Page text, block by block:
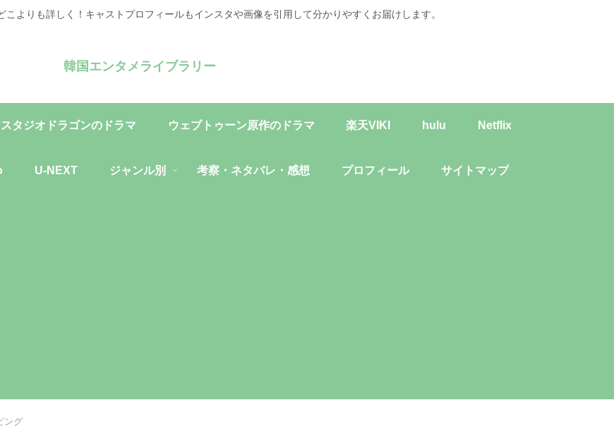
よりも詳しく！キャストプロフィールもインスタや画像を引用して分かりやすくお届けします。
韓国エンタメライブラリー
スタジオドラゴンのドラマ ウェブトゥーン原作のドラマ 楽天VIKI hulu Netflix
U-NEXT ジャンル別 考察・ネタバレ・感想 プロフィール サイトマップ
ング